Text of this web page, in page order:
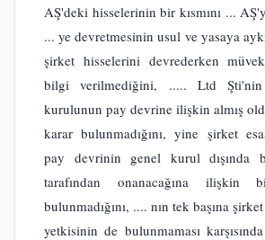
AŞ'deki hisselerinin bir kısmını ...
... ye devretmesinin usul ve yasaya
şirket hisselerini devrederken
bilgi verilmediğini, ..... Ltd
kurulunun pay devrine ilişkin almış
karar bulunmadığını, yine şirket
pay devrinin genel kurul dışında
tarafından onanacağına
bulunmadığını, .... nın tek başına
yetkisinin de bulunmaması